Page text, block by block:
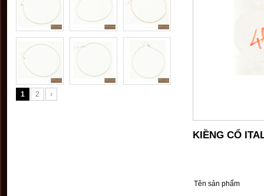
1 2 ›
KIỀNG CỔ
Tên sản phẩm